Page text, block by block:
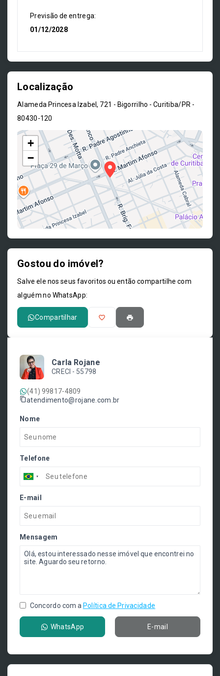
Previsão de entrega:
01/12/2028
Localização
Alameda Princesa Izabel, 721 - Bigorrilho - Curitiba/PR -
80430-120
+
−
Gostou do imóvel?
Salve ele nos seus favoritos ou então compartilhe com
alguém no WhatsApp:
Compartilhar
Carla Rojane
CRECI - 55798
(41) 99817-4809
atendimento@rojane.com.br
Nome
Telefone
E-mail
Mensagem
Concordo com a Política de Privacidade
WhatsApp E-mail